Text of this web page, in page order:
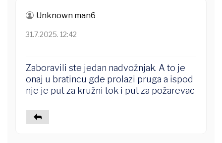
Unknown man6
31.7.2025. 12:42
Zaboravili ste jedan nadvožnjak. A to je
onaj u bratincu gde prolazi pruga a ispod
nje je put za kružni tok i put za požarevac